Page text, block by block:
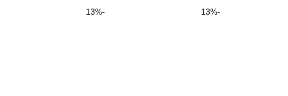
-13%
-13%